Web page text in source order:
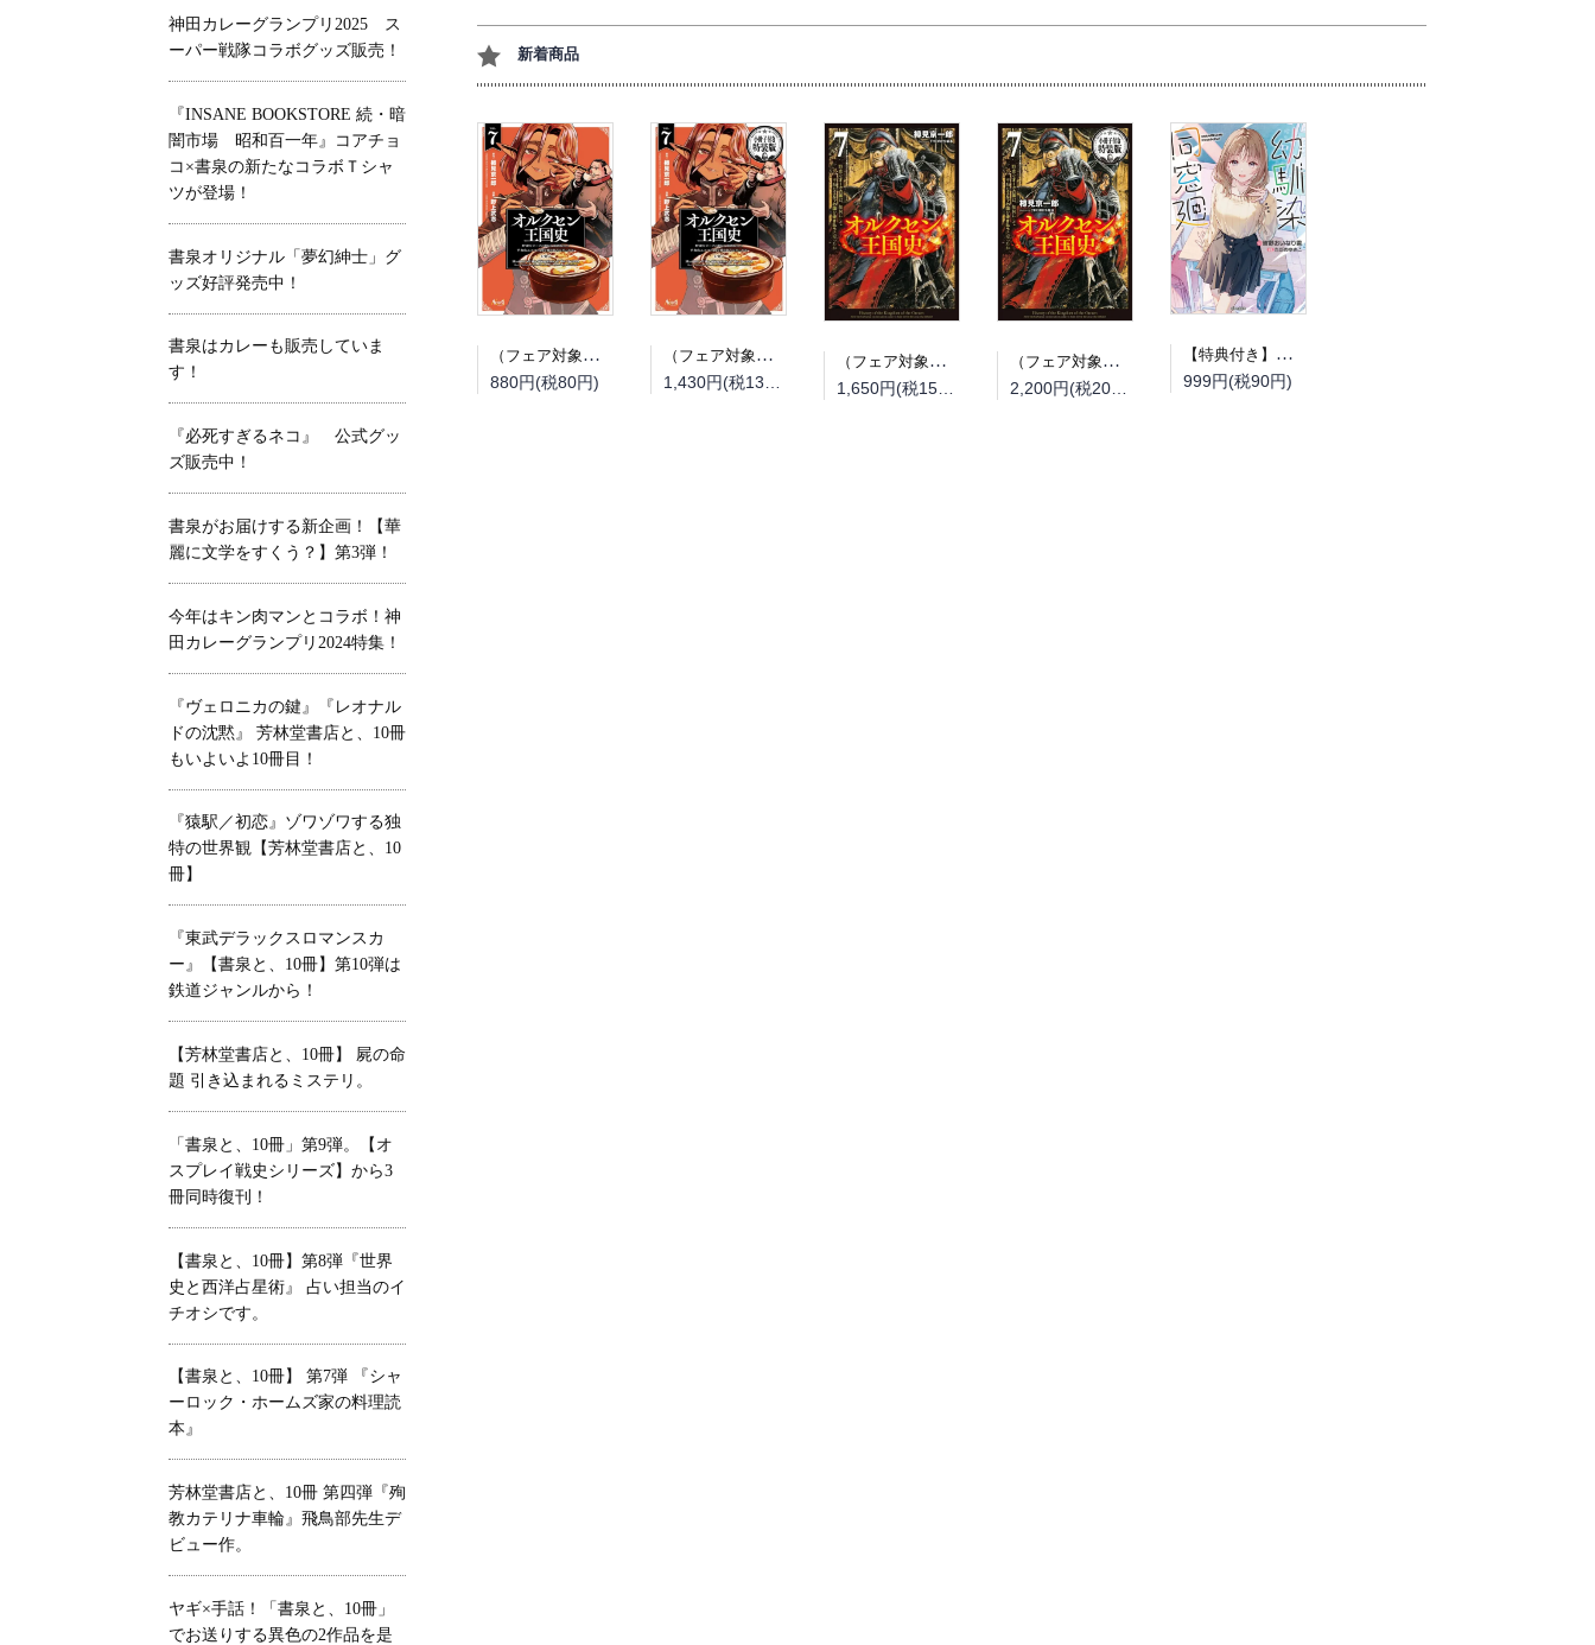
新着商品
（フェア対象商品）【予約】【特典付き】オルクセン王国史~野蛮なオークの国は、如何にして平和なエルフの国を焼き払うに至ったか~ 7（08/25頃発送予定）
880円(税80円)
（フェア対象商品）【予約】【特典付き】オルクセン王国史~野蛮なオークの国は、如何にして平和なエルフの国を焼き払うに至ったか~ 7 小冊子付き特装版（08/25頃発送予定）
（フェア対象商品）【予約】【特典付き】オルクセン王国史~野蛮なオークの国は、如何にして平和なエルフの国を焼き払うに至ったか~ 7（08/12頃発送予定）
（フェア対象商品）【予約】【特典付き】オルクセン王国史~野蛮なオークの国は、如何にして平和なエルフの国を焼き払うに至ったか~ 7 小冊子付き特装版（08/12頃発送予定）
【特典付き】幼馴染同窓廻
999円(税90円)
神田カレーグランプリ2025 ス
ーパー戦隊コラボグッズ販売！
『INSANE BOOKSTORE 続・暗
闇市場 昭和百一年』コアチョ
コ×書泉の新たなコラボＴシャ
ツが登場！
書泉オリジナル「夢幻紳士」グ
ッズ好評発売中！
書泉はカレーも販売していま
す！
『必死すぎるネコ』 公式グッ
ズ販売中！
書泉がお届けする新企画！【華
麗に文学をすくう？】第3弾！
今年はキン肉マンとコラボ！神
田カレーグランプリ2024特集！
『ヴェロニカの鍵』『レオナル
ドの沈黙』 芳林堂書店と、10冊
もいよいよ10冊目！
『猿駅／初恋』ゾワゾワする独
特の世界観【芳林堂書店と、10
冊】
『東武デラックスロマンスカ
ー』【書泉と、10冊】第10弾は
鉄道ジャンルから！
【芳林堂書店と、10冊】 屍の命
題 引き込まれるミステリ。
「書泉と、10冊」第9弾。【オ
スプレイ戦史シリーズ】から3
冊同時復刊！
【書泉と、10冊】第8弾『世界
史と西洋占星術』 占い担当のイ
チオシです。
【書泉と、10冊】 第7弾 『シャ
ーロック・ホームズ家の料理読
本』
芳林堂書店と、10冊 第四弾『殉
教カテリナ車輪』飛鳥部先生デ
ビュー作。
ヤギ×手話！「書泉と、10冊」
でお送りする異色の2作品を是